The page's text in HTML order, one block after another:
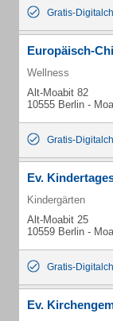
Gratis-
Europäisch-
Wellness
Alt-Moabit 82
10555 Berlin -
Gratis-
Ev.
Kindergärten
Alt-Moabit 25
10559 Berlin -
Gratis-
Ev.